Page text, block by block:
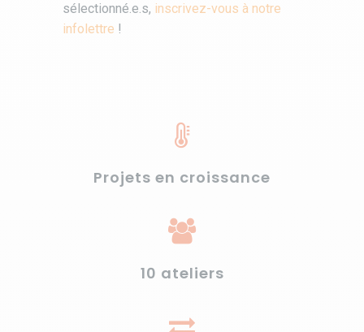
sélectionné.e.s, inscrivez-vous à notre
infolettre !
Projets en croissance
10 ateliers